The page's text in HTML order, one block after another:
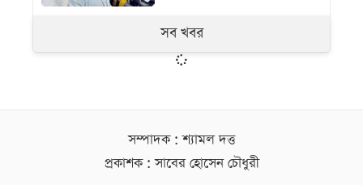
সব খবর
সম্পাদক : শ্যামল দত্ত
প্রকাশক : সাবের হোসেন চৌধুরী